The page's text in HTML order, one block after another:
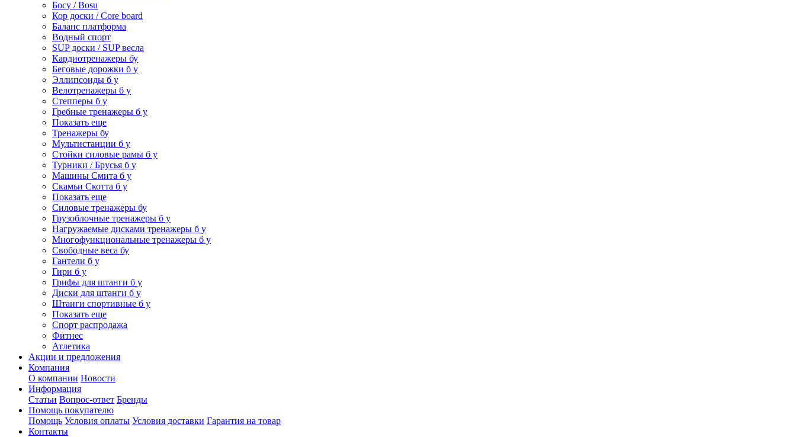
Босу / Bosu
Кор доски / Core board
Баланс платформа
Водный спорт
SUP доски / SUP весла
Кардиотренажеры бу
Беговые дорожки б у
Эллипсоиды б у
Велотренажеры б у
Степперы б у
Гребные тренажеры б у
Показать еще
Тренажеры бу
Мультистанции б у
Стойки силовые рамы б у
Турники / Брусья б у
Машины Смита б у
Скамьи Скотта б у
Показать еще
Силовые тренажеры бу
Грузоблочные тренажеры б у
Нагружаемые дисками тренажеры б у
Многофункциональные тренажеры б у
Свободные веса бу
Гантели б у
Гири б у
Грифы для штанги б у
Диски для штанги б у
Штанги спортивные б у
Показать еще
Спорт распродажа
Фитнес
Атлетика
Акции и предложения
Компания
О компании Новости
Информация
Статьи Вопрос-ответ Бренды
Помощь покупателю
Помощь Условия оплаты Условия доставки Гарантия на товар
Контакты